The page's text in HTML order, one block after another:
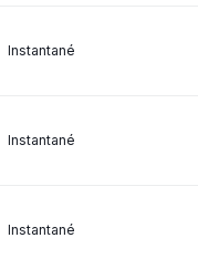
Instantané
Instantané
Instantané